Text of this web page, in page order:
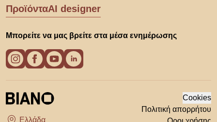
ΠροϊόνταAI designer
Μπορείτε να μας βρείτε στα μέσα ενημέρωσης
Cookies
Πολιτική απορρήτου